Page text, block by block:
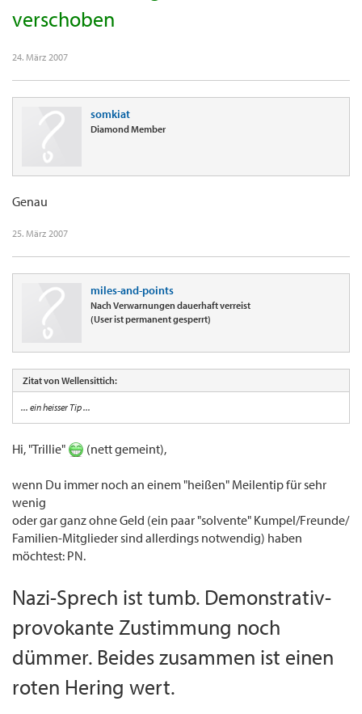
verschoben
24. März 2007
somkiat
Diamond Member
Genau
25. März 2007
miles-and-points
Nach Verwarnungen dauerhaft verreist
(User ist permanent gesperrt)
Zitat von Wellensittich:
... ein heisser Tip ...
Hi, "Trillie" (nett gemeint),
wenn Du immer noch an einem "heißen" Meilentip für sehr
wenig
oder gar ganz ohne Geld (ein paar "solvente" Kumpel/Freunde/
Familien-Mitglieder sind allerdings notwendig) haben
möchtest: PN.
Nazi-Sprech ist tumb. Demonstrativ-
provokante Zustimmung noch
dümmer. Beides zusammen ist einen
roten Hering wert.